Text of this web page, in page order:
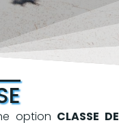
option CLASSE DE